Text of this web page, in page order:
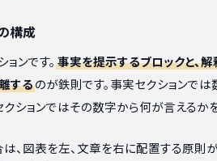
構成
ンです。 事実を提示するブロックと、
するのが鉄則です。事実セクションで
ションではその数字から何が言えるか
は、図表を左、文章を右に配置する原則